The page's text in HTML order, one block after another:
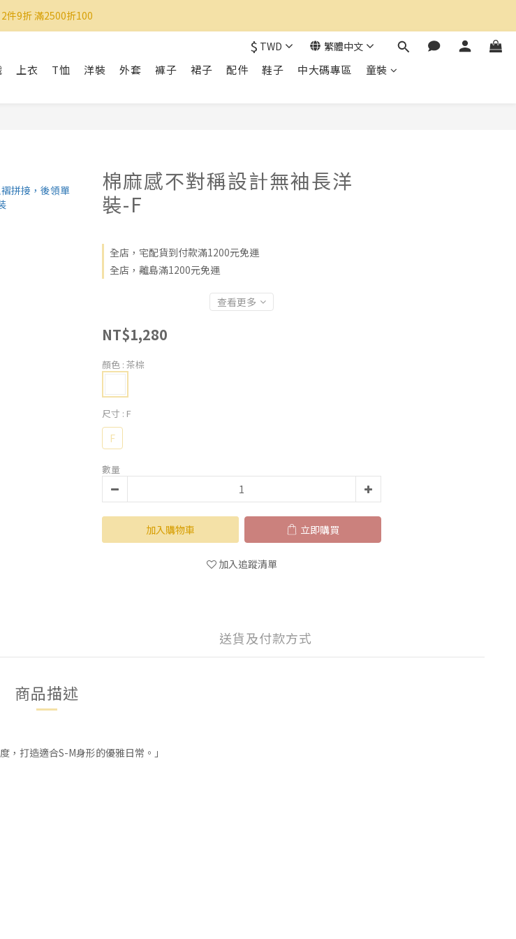
2件9折 滿2500折100
$ TWD 繁體中文
上衣 T恤 洋裝 外套 褲子 裙子 配件 鞋子 中大碼專區 童裝
棉麻感不對稱設計無袖長洋
裝-F
全店，宅配貨到付款滿1200元免運
全店，離島滿1200元免運
查看更多
NT$1,280
顏色 : 茶棕
尺寸 : F
F
數量
加入購物車 立即購買
加入追蹤清單
送貨及付款方式
商品描述
打造適合S-M身形的優雅日常。」